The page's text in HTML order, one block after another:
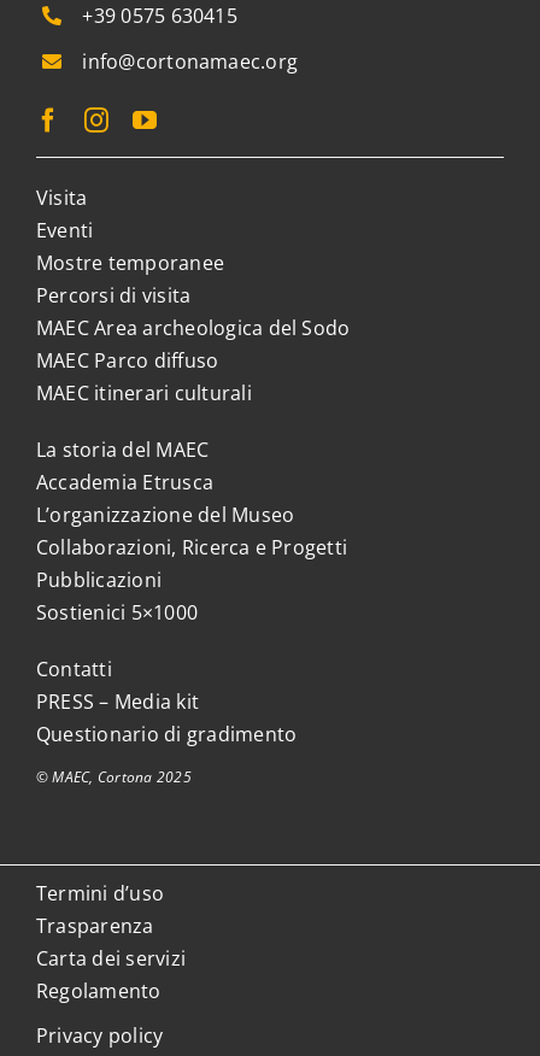
+39 0575 630415
info@cortonamaec.org
Visita
Eventi
Mostre temporanee
Percorsi di visita
MAEC Area archeologica del Sodo
MAEC Parco diffuso
MAEC itinerari culturali
La storia del MAEC
Accademia Etrusca
L’organizzazione del Museo
Collaborazioni, Ricerca e Progetti
Pubblicazioni
Sostienici 5×1000
Contatti
PRESS – Media kit
Questionario di gradimento
© MAEC, Cortona 2025
Termini d’uso
Trasparenza
Carta dei servizi
Regolamento
Privacy policy